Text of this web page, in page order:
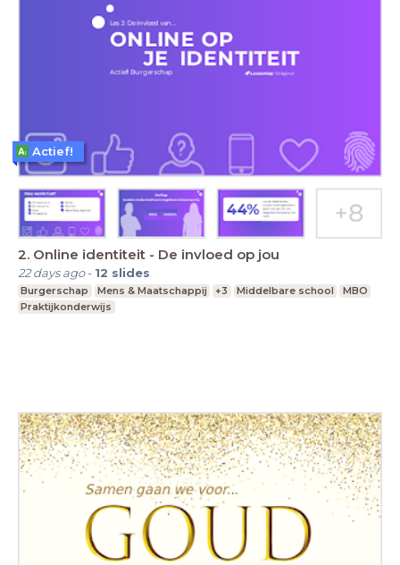
2. Online identiteit - De invloed op jou
22 days ago- 12 slides
Burgerschap Mens & Maatschappij +3 Middelbare school
MBO
Praktijkonderwijs
Actief!